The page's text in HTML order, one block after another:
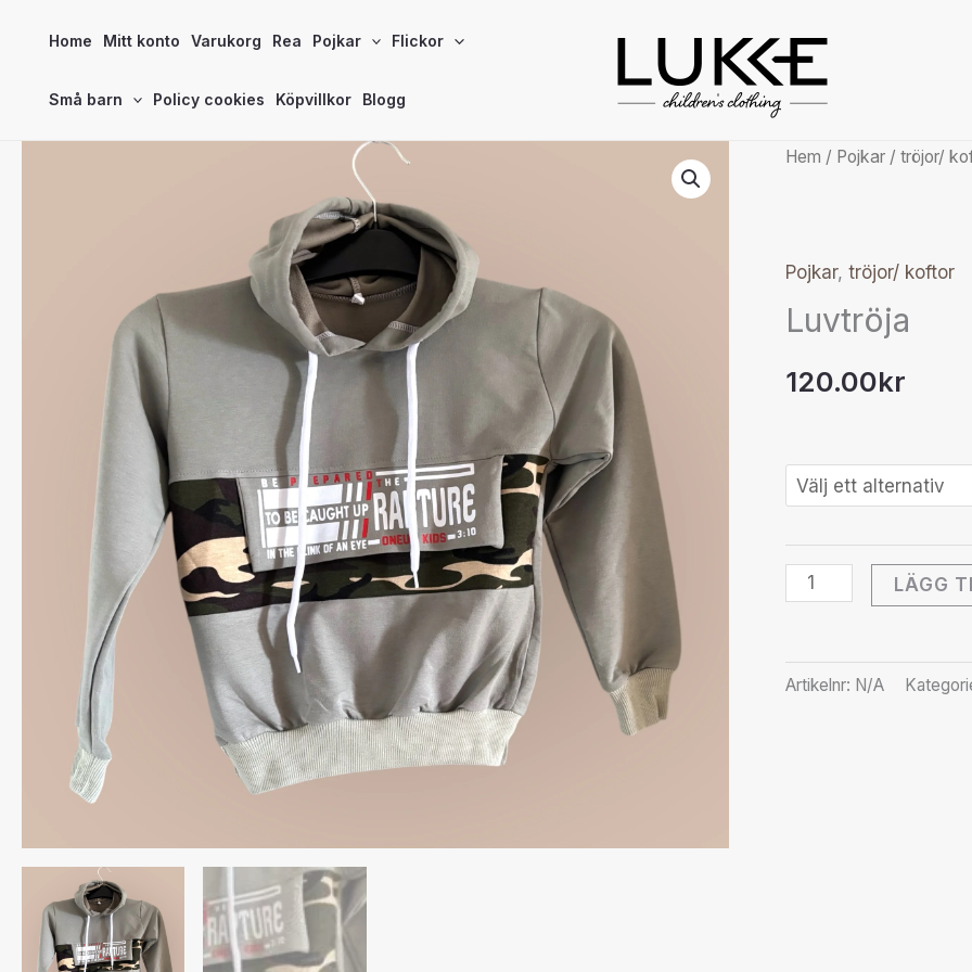
Home Mitt konto Varukorg Rea Pojkar Flickor
Små barn Policy cookies Köpvillkor Blogg
Hem / Pojkar /tröjor/
Pojkar,tröjor/ koftor
Luvtröja
120.00kr
Luvtröja
LÄGG
Artikelnr: N/A